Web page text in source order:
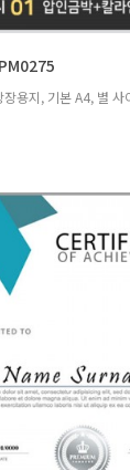
용지, 기본 A4, 별 사